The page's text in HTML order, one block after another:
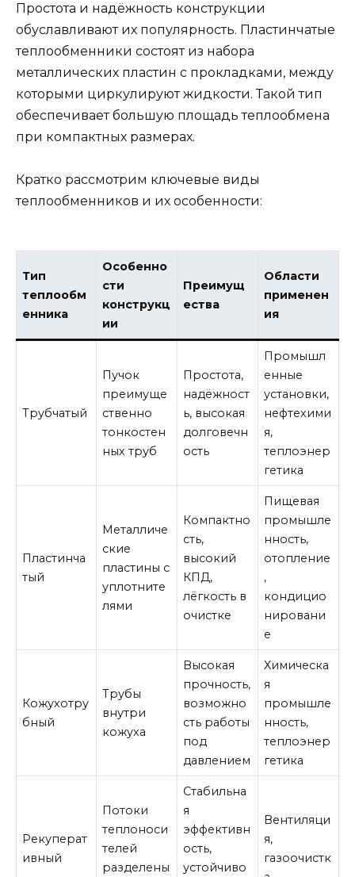
Простота и надёжность конструкции
обуславливают их популярность. Пластинчатые
теплообменники состоят из набора
металлических пластин с прокладками, между
которыми циркулируют жидкости. Такой тип
обеспечивает большую площадь теплообмена
при компактных размерах.
Кратко рассмотрим ключевые виды
теплообменников и их особенности:
Тип
теплообм
енника
Особенно
сти
конструкц
ии
Преимущ
ества
Области
применен
ия
Трубчатый
Пучок
преимуще
ственно
тонкостен
ных труб
Простота,
надёжност
ь, высокая
долговечн
ость
Промышл
енные
установки,
нефтехими
я,
теплоэнер
гетика
Пластинча
тый
Металличе
ские
пластины с
уплотните
лями
Компактно
сть,
высокий
КПД,
лёгкость в
очистке
Пищевая
промышле
нность,
отопление
,
кондицио
нировани
е
Кожухотру
бный
Трубы
внутри
кожуха
Высокая
прочность,
возможно
сть работы
под
давлением
Химическа
я
промышле
нность,
теплоэнер
гетика
Рекуперат
ивный
Потоки
теплоноси
телей
разделены
Стабильна
я
эффективн
ость,
устойчиво
Вентиляци
я,
газоочистк